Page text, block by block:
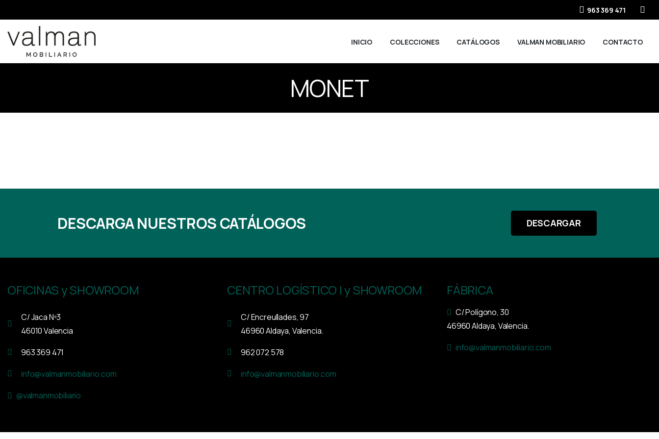
963 369 471
INICIO COLECCIONES CATÁLOGOS VALMAN MOBILIARIO CONTACTO
MONET
DESCARGA NUESTROS CATÁLOGOS DESCARGAR
OFICINAS y SHOWROOM
C/ Jaca Nº3
46010 Valencia
963 369 471
info@valmanmobiliario.com
@valmanmobiliario
CENTRO LOGÍSTICO I y SHOWROOM
C/ Encreullades, 97
46960 Aldaya, Valencia.
962 072 578
info@valmanmobiliario.com
FÁBRICA
C/ Polígono, 30
46960 Aldaya, Valencia.
info@valmanmobiliario.com